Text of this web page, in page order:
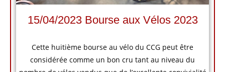
15/04/2023 Bourse aux Vélos 2023
Cette huitième bourse au vélo du CCG peut être
considérée comme un bon cru tant au niveau du